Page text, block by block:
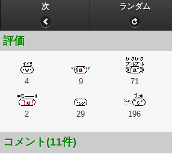
次 ランダム
評価
4 9 71
2 29 196
コメント(11件)